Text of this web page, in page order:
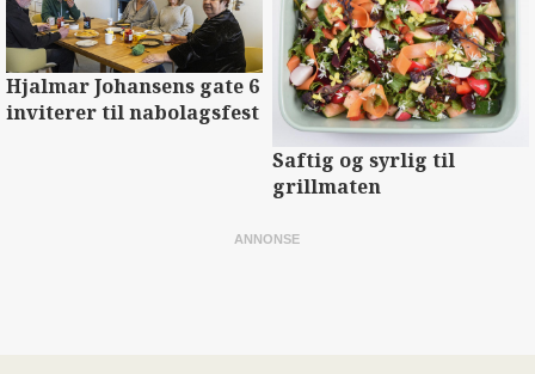
Hjalmar Johansens gate 6
inviterer til nabolagsfest
Saftig og syrlig til
grillmaten